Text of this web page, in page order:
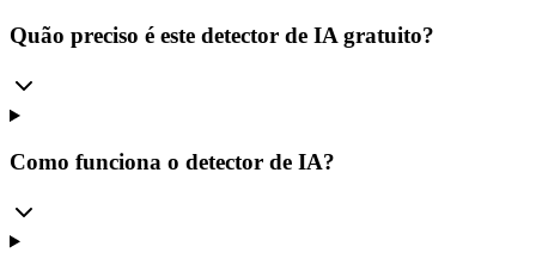
Quão preciso é este detector de IA gratuito?
Como funciona o detector de IA?